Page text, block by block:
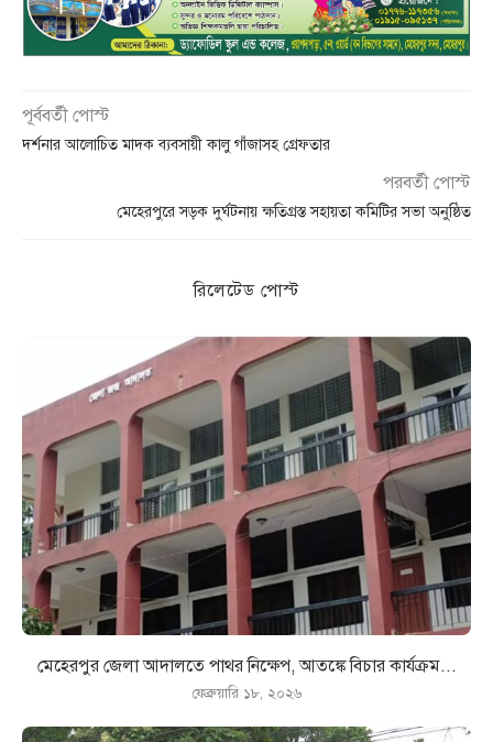
পূর্ববর্তী পোস্ট
দর্শনার আলোচিত মাদক ব্যবসায়ী কালু গাঁজাসহ গ্রেফতার
পরবর্তী পোস্ট
মেহেরপুরে সড়ক দুর্ঘটনায় ক্ষতিগ্রস্ত সহায়তা কমিটির সভা অনুষ্ঠিত
রিলেটেড পোস্ট
মেহেরপুর জেলা আদালতে পাথর নিক্ষেপ, আতঙ্কে বিচার কার্যক্রম...
ফেব্রুয়ারি ১৮, ২০২৬